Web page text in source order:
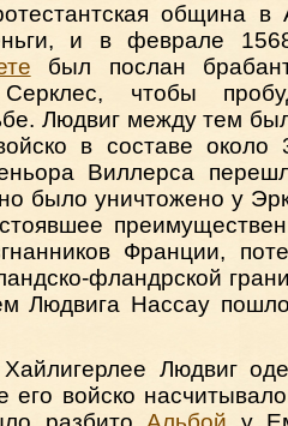
община
и в феврале
был послан
чтобы
Людвиг между тем
в составе около
Виллерса
было уничтожено у
Франции,
фландрской
Людвига Нассау
Людвиг
его войско